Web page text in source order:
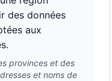
des données
aux
provinces et des
et noms de